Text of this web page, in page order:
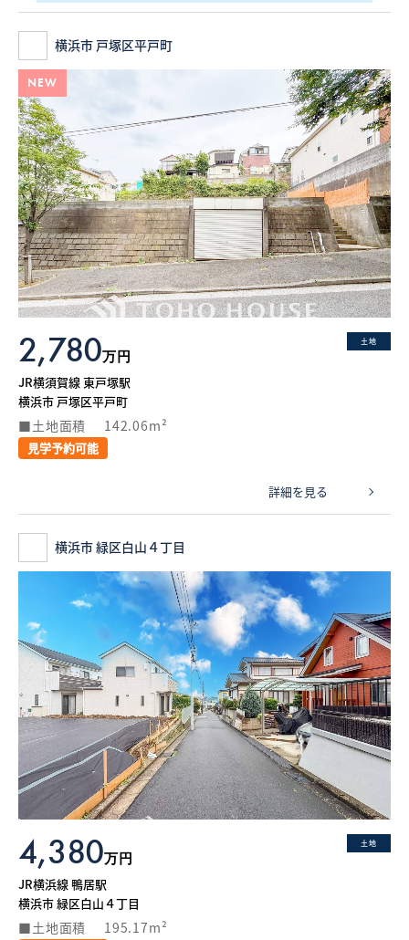
横浜市 戸塚区平戸町
NEW
土地
2,780万円
JR横須賀線 東戸塚駅
横浜市 戸塚区平戸町
土地面積 142.06m²
見学予約可能
詳細を見る
横浜市 緑区白山４丁目
土地
4,380万円
JR横浜線 鴨居駅
横浜市 緑区白山４丁目
土地面積 195.17m²